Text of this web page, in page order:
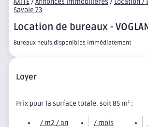
AXITE/Annonces immobilières / Location /
Savoie 73
Location de bureaux -
Bureaux neufs disponibles immédiatement
Loyer
Prix pour la surface totale, soit 85 m2 :
/ m2 / an / mois